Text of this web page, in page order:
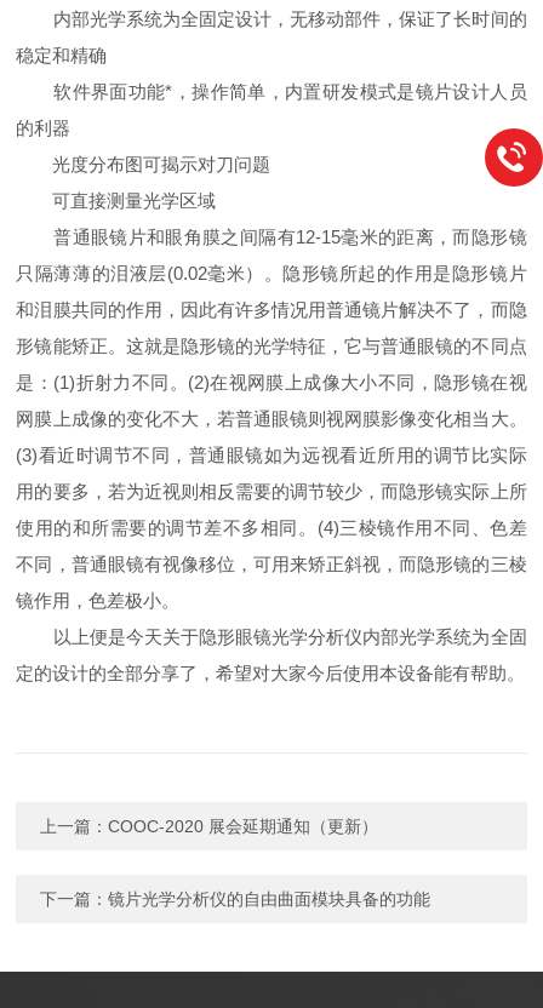
内部光学系统为全固定设计，无移动部件，保证了长时间的
稳定和精确
软件界面功能*，操作简单，内置研发模式是镜片设计人员
的利器
光度分布图可揭示对刀问题
可直接测量光学区域
普通眼镜片和眼角膜之间隔有12-15毫米的距离，而隐形镜
只隔薄薄的泪液层(0.02毫米）。隐形镜所起的作用是隐形镜片
和泪膜共同的作用，因此有许多情况用普通镜片解决不了，而隐
形镜能矫正。这就是隐形镜的光学特征，它与普通眼镜的不同点
是：(1)折射力不同。(2)在视网膜上成像大小不同，隐形镜在视
网膜上成像的变化不大，若普通眼镜则视网膜影像变化相当大。
(3)看近时调节不同，普通眼镜如为远视看近所用的调节比实际
用的要多，若为近视则相反需要的调节较少，而隐形镜实际上所
使用的和所需要的调节差不多相同。(4)三棱镜作用不同、色差
不同，普通眼镜有视像移位，可用来矫正斜视，而隐形镜的三棱
镜作用，色差极小。
以上便是今天关于隐形眼镜光学分析仪内部光学系统为全固
定的设计的全部分享了，希望对大家今后使用本设备能有帮助。
上一篇：COOC-2020 展会延期通知（更新）
下一篇：镜片光学分析仪的自由曲面模块具备的功能